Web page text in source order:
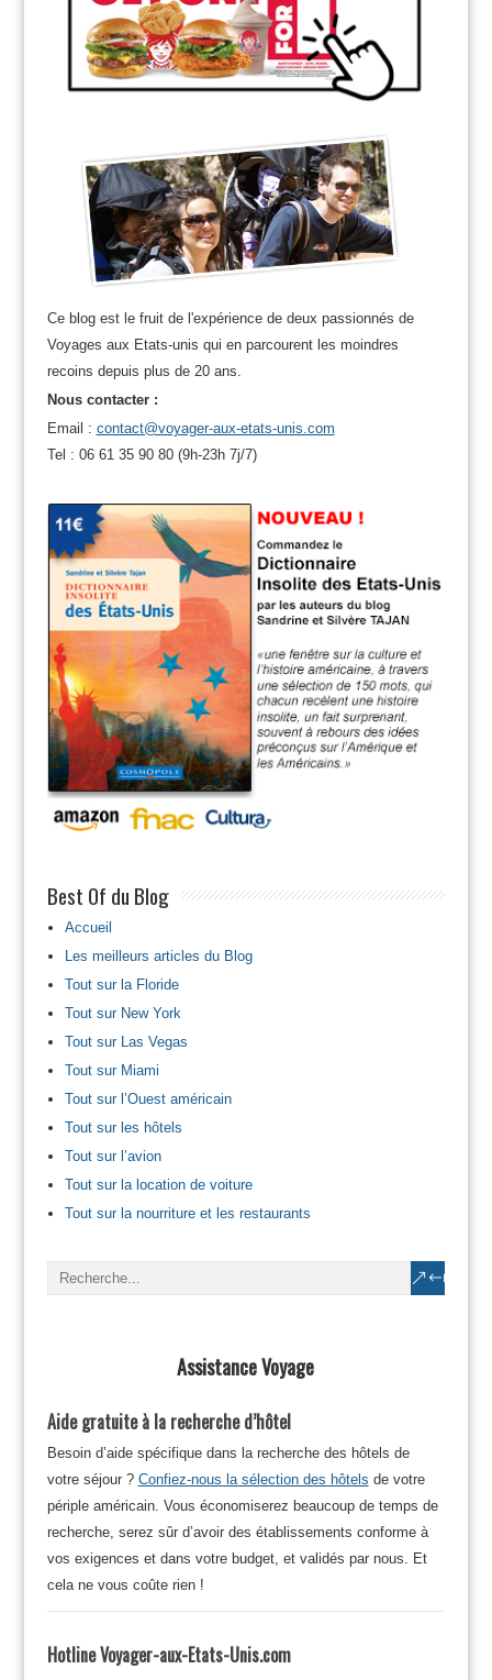
Ce blog est le fruit de l'expérience de deux passionnés de
Voyages aux Etats-unis qui en parcourent les moindres
recoins depuis plus de 20 ans.
Nous contacter :
Email : contact@voyager-aux-etats-unis.com
Tel : 06 61 35 90 80 (9h-23h 7j/7)
Best Of du Blog
Accueil
Les meilleurs articles du Blog
Tout sur la Floride
Tout sur New York
Tout sur Las Vegas
Tout sur Miami
Tout sur l’Ouest américain
Tout sur les hôtels
Tout sur l’avion
Tout sur la location de voiture
Tout sur la nourriture et les restaurants
Assistance Voyage
Aide gratuite à la recherche d’hôtel
Besoin d’aide spécifique dans la recherche des hôtels de
votre séjour ? Confiez-nous la sélection des hôtels de votre
périple américain. Vous économiserez beaucoup de temps de
recherche, serez sûr d’avoir des établissements conforme à
vos exigences et dans votre budget, et validés par nous. Et
cela ne vous coûte rien !
Hotline Voyager-aux-Etats-Unis.com